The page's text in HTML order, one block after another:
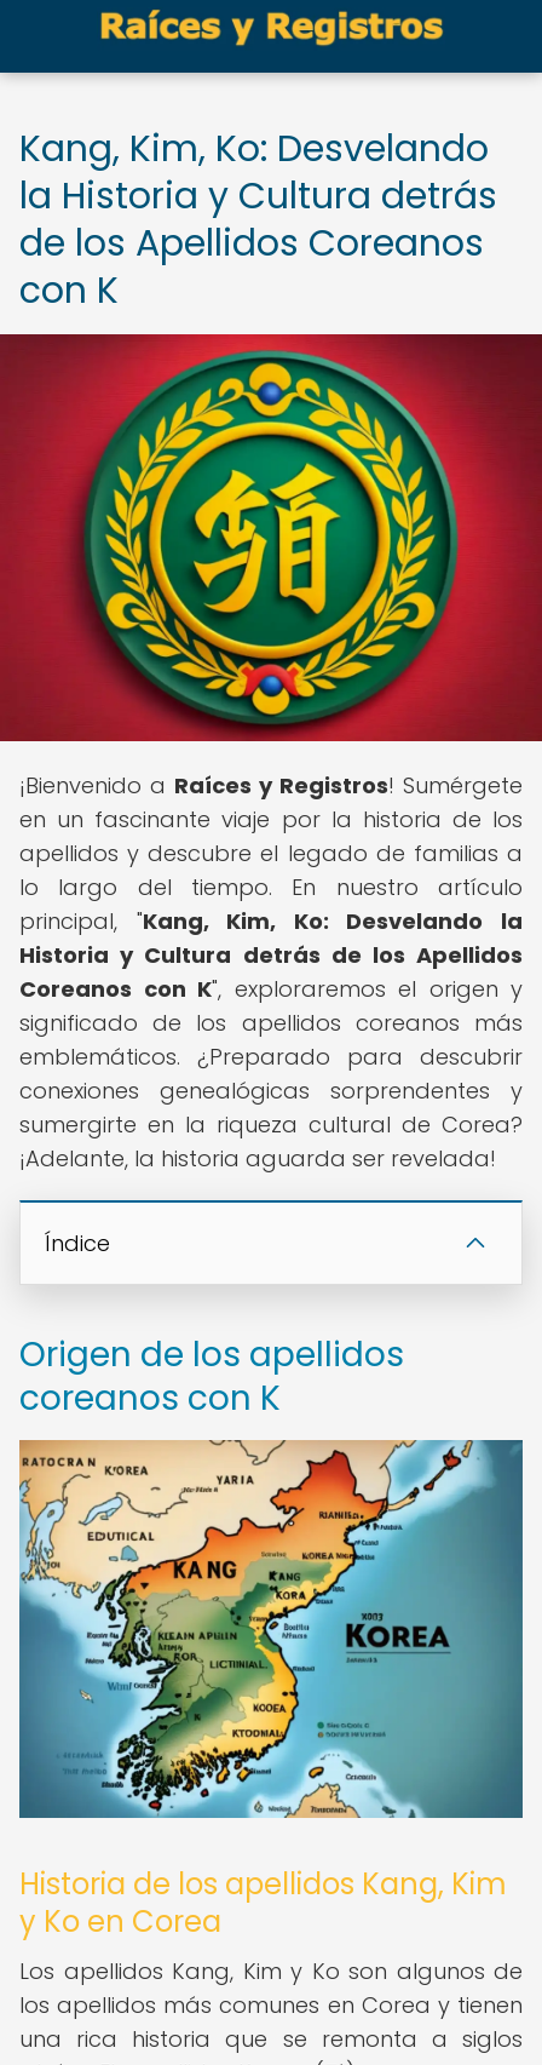
Kang, Kim, Ko: Desvelando
la Historia y Cultura detrás
de los Apellidos Coreanos
con K
¡Bienvenido a Raíces y Registros! Sumérgete
en un fascinante viaje por la historia de los
apellidos y descubre el legado de familias a
lo largo del tiempo. En nuestro artículo
principal, "Kang, Kim, Ko: Desvelando la
Historia y Cultura detrás de los Apellidos
Coreanos con K", exploraremos el origen y
significado de los apellidos coreanos más
emblemáticos. ¿Preparado para descubrir
conexiones genealógicas sorprendentes y
sumergirte en la riqueza cultural de Corea?
¡Adelante, la historia aguarda ser revelada!
Índice
Origen de los apellidos
coreanos con K
Historia de los apellidos Kang, Kim
y Ko en Corea
Los apellidos Kang, Kim y Ko son algunos de
los apellidos más comunes en Corea y tienen
una rica historia que se remonta a siglos